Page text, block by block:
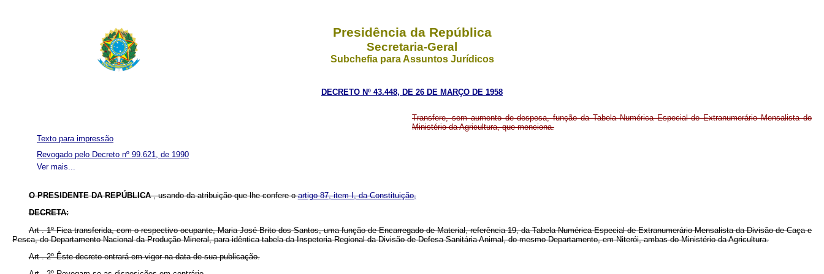
Presidência da República
Secretaria-Geral
Subchefia para Assuntos Jurídicos
DECRETO Nº 43.448, DE 26 DE MARÇO DE 1958
Transfere, sem aumento de despesa, função da Tabela Numérica Especial de Extranumerário Mensalista do
Ministério da Agricultura, que menciona.
Ver mais...
Texto para impressão
Revogado pelo Decreto nº 99.621, de 1990
O PRESIDENTE DA REPÚBLICA, usando da atribuição que lhe confere oartigo 87, item I, da Constituição,
DECRETA:
Art . 1º Fica transferida, com o respectivo ocupante, Maria José Brito dos Santos, uma função de Encarregado de Material, referência 19, da Tabela Numérica Especial de Extranumerário Mensalista da Divisão de Caça e
Pesca, do Departamento Nacional da Produção Mineral, para idêntica tabela da Inspetoria Regional da Divisão de Defesa Sanitária Animal, do mesmo Departamento, em Niterói, ambas do Ministério da Agricultura.
Art . 2º Êste decreto entrará em vigor na data de sua publicação.